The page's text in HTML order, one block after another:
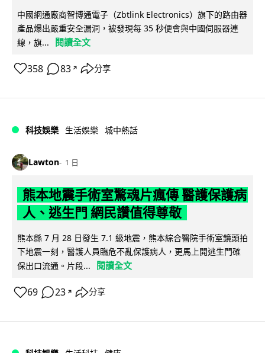
中國網通廠商智博通電子（Zbtlink Electronics）旗下的路由器
產品爆出嚴重安全漏洞，被發現每 35 秒便會與中國伺服器連
線，旗...
閱讀全文
358 83 ↗ 分享
科技娛樂 生活娛樂 城中熱話
Lawton 1 日
熊本地震手術室驚魂片瘋傳 醫護保護病
人、逃生門 網民讚值得尊敬
熊本縣 7 月 28 日發生 7.1 級地震，熊本綜合醫院手術室鏡頭拍
下地震一刻，醫護人員臨危不亂保護病人，更馬上開逃生門確
保出口流通。片段...
閱讀全文
69 23 ↗ 分享